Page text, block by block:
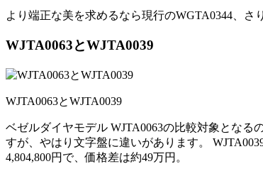
より端正な美を求めるなら現行のWGTA0344、さ
WJTA0063とWJTA0039
WJTA0063とWJTA0039
ベゼルダイヤモデル WJTA0063の比較対象とな
すが、やはり文字盤に違いがあります。
4,804,800円で、価格差は約49万円。